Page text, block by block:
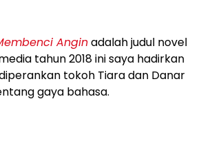
Anginadalah judul novel
tahun 2018 ini saya hadirkan
tokoh Tiara dan Danar
gaya bahasa.